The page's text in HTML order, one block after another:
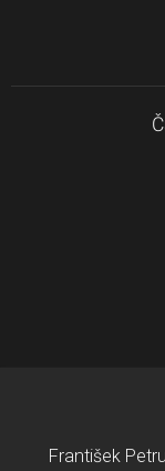
František